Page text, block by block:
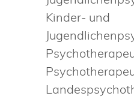
Kinder- und